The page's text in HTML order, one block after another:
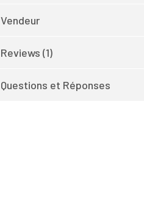
Vendeur
Reviews (1)
Questions et Réponses